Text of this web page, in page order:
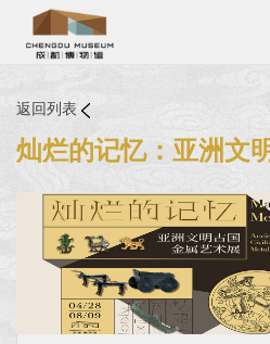
返回列表
灿烂的记忆：亚洲文